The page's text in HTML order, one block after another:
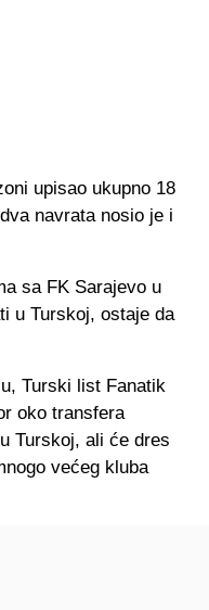
upisao ukupno 18
navrata nosio je i
sa FK Sarajevo u
u Turskoj, ostaje da
Turski list Fanatik
oko transfera
Turskoj, ali će dres
većeg kluba